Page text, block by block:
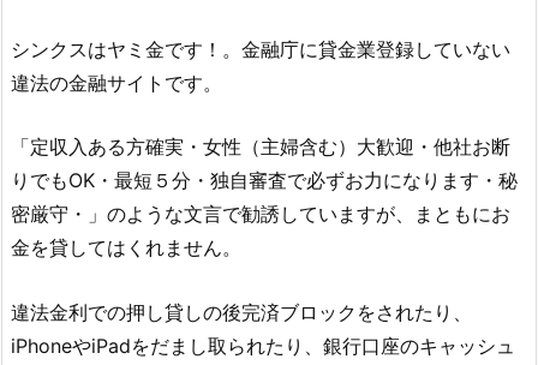
シンクスはヤミ金です！。金融庁に貸金業登録していない
違法の金融サイトです。
「定収入ある方確実・女性（主婦含む）大歓迎・他社お断
りでもOK・最短５分・独自審査で必ずお力になります・秘
密厳守・」のような文言 で勧誘していますが、まともにお
金を貸してはくれません。
違法金利での押し貸しの後完済ブロックをされたり、
iPhoneやiPadをだまし取られたり、銀行口座のキャッシュ